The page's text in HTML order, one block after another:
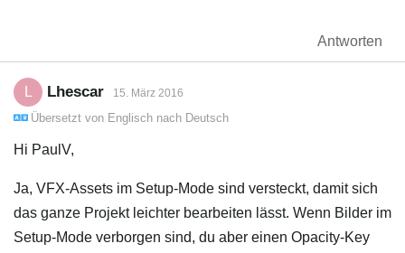
Antworten
Lhescar 15. März 2016
Übersetzt von Englisch nach Deutsch
Hi PaulV,
Ja, VFX-Assets im Setup-Mode sind versteckt, damit sich
das ganze Projekt leichter bearbeiten lässt. Wenn Bilder im
Setup-Mode verborgen sind, du aber einen Opacity-Key